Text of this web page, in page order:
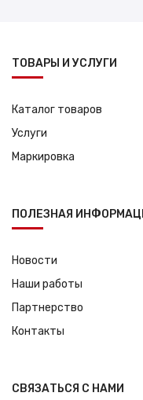
ТОВАРЫ И УСЛУГИ
Каталог товаров
Услуги
Маркировка
ПОЛЕЗНАЯ
Новости
Наши работы
Партнерство
Контакты
СВЯЗАТЬСЯ С НАМИ